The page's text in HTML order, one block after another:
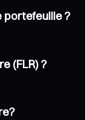
portefeuille ?
(FLR) ?